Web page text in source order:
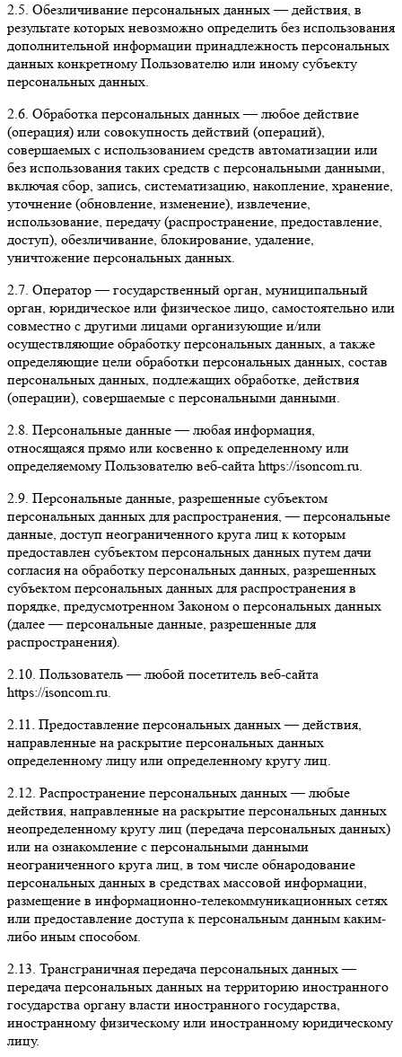
2.5. Обезличивание персональных данных — действия, в
результате которых невозможно определить без использования
дополнительной информации принадлежность персональных
данных конкретному Пользователю или иному субъекту
персональных данных.
2.6. Обработка персональных данных — любое действие
(операция) или совокупность действий (операций),
совершаемых с использованием средств автоматизации или
без использования таких средств с персональными данными,
включая сбор, запись, систематизацию, накопление, хранение,
уточнение (обновление, изменение), извлечение,
использование, передачу (распространение, предоставление,
доступ), обезличивание, блокирование, удаление,
уничтожение персональных данных.
2.7. Оператор — государственный орган, муниципальный
орган, юридическое или физическое лицо, самостоятельно или
совместно с другими лицами организующие и/или
осуществляющие обработку персональных данных, а также
определяющие цели обработки персональных данных, состав
персональных данных, подлежащих обработке, действия
(операции), совершаемые с персональными данными.
2.8. Персональные данные — любая информация,
относящаяся прямо или косвенно к определенному или
определяемому Пользователю веб-сайта https://isoncom.ru.
2.9. Персональные данные, разрешенные субъектом
персональных данных для распространения, — персональные
данные, доступ неограниченного круга лиц к которым
предоставлен субъектом персональных данных путем дачи
согласия на обработку персональных данных, разрешенных
субъектом персональных данных для распространения в
порядке, предусмотренном Законом о персональных данных
(далее — персональные данные, разрешенные для
распространения).
2.10. Пользователь — любой посетитель веб-сайта
https://isoncom.ru.
2.11. Предоставление персональных данных — действия,
направленные на раскрытие персональных данных
определенному лицу или определенному кругу лиц.
2.12. Распространение персональных данных — любые
действия, направленные на раскрытие персональных данных
неопределенному кругу лиц (передача персональных данных)
или на ознакомление с персональными данными
неограниченного круга лиц, в том числе обнародование
персональных данных в средствах массовой информации,
размещение в информационно-телекоммуникационных сетях
или предоставление доступа к персональным данным каким-
либо иным способом.
2.13. Трансграничная передача персональных данных —
передача персональных данных на территорию иностранного
государства органу власти иностранного государства,
иностранному физическому или иностранному юридическому
лицу.